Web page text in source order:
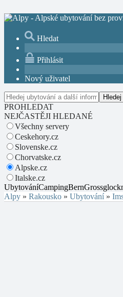
Hledat
Přihlásit
Nový uživatel
PROHLEDAT
NEJČASTĚJI HLEDANÉ
Všechny servery
Ceskehory.cz
Slovenske.cz
Chorvatske.cz
Alpske.cz
Italske.cz
UbytováníCampingBern
Alpy » Rakousko » Ubytování »